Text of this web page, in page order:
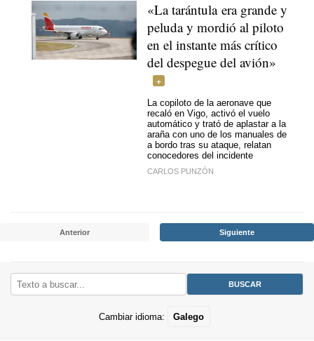
«La tarántula era grande y
peluda y mordió al piloto
en el instante más crítico
del despegue del avión»
La copiloto de la aeronave que
recaló en Vigo, activó el vuelo
automático y trató de aplastar a la
araña con uno de los manuales de
a bordo tras su ataque, relatan
conocedores del incidente
CARLOS PUNZÓN
Anterior Siguiente
Cambiar idioma: Galego